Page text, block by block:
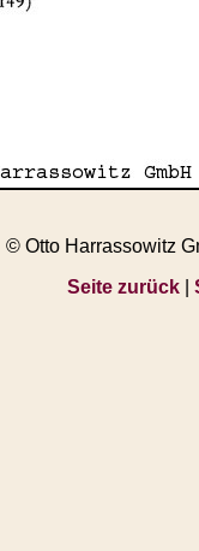
© Otto Harrassowitz
Seite zurück|